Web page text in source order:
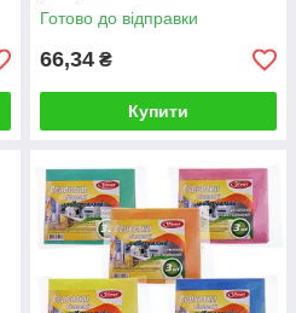
Готово до відправки
66,34 ₴
Купити